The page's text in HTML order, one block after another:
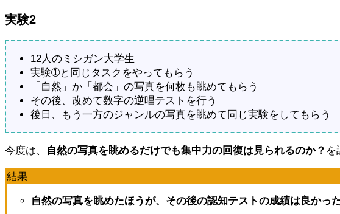
実験2
12人のミシガン大学生
実験➀と同じタスクをやってもらう
「自然」か「都会」の写真を何枚も眺めてもらう
その後、改めて数字の逆唱テストを行う
後日、もう一方のジャンルの写真を眺めて同じ実験をしてもらう
今度は、 自然の写真を眺めるだけでも集中力の回復は見られるのか？ を
結果
自然の写真を眺めたほうが、その後の認知テストの成績は良かっ